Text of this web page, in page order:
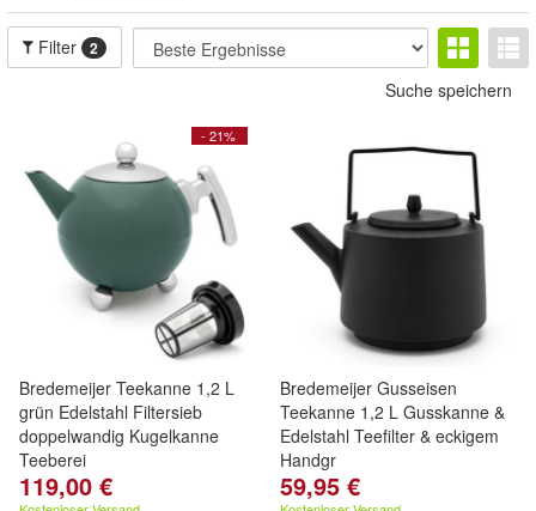
Filter 2
Suche speichern
- 21%
Bredemeijer Teekanne 1,2 L
grün Edelstahl Filtersieb
doppelwandig Kugelkanne
Teeberei
119,00 €
Bredemeijer Gusseisen
Teekanne 1,2 L Gusskanne &
Edelstahl Teefilter & eckigem
Handgr
59,95 €